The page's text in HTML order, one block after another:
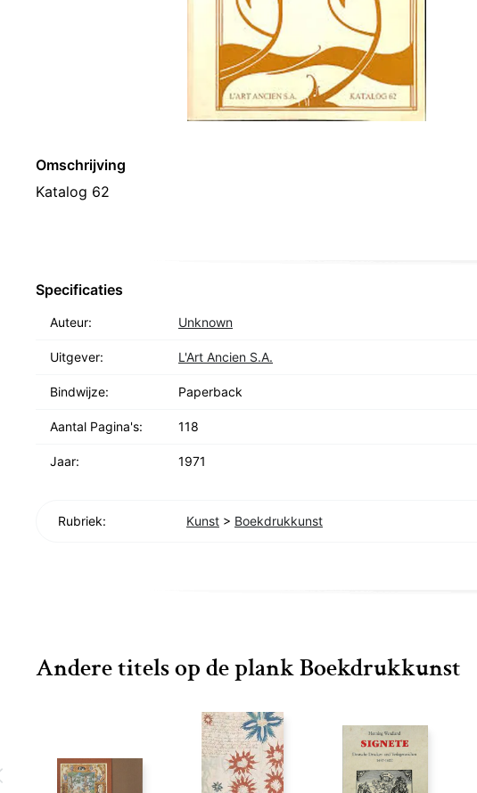
Omschrijving
Katalog 62
Specificaties
Auteur: Unknown
Uitgever: L'Art Ancien S.A.
Bindwijze: Paperback
Aantal Pagina's: 118
Jaar: 1971
Rubriek: Kunst > Boekdrukkunst
Andere titels op de plank Boekdrukkunst